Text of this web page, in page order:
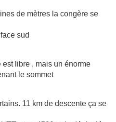
de mètres la congère se
sud
libre , mais un énorme
le sommet
11 km de descente ça se